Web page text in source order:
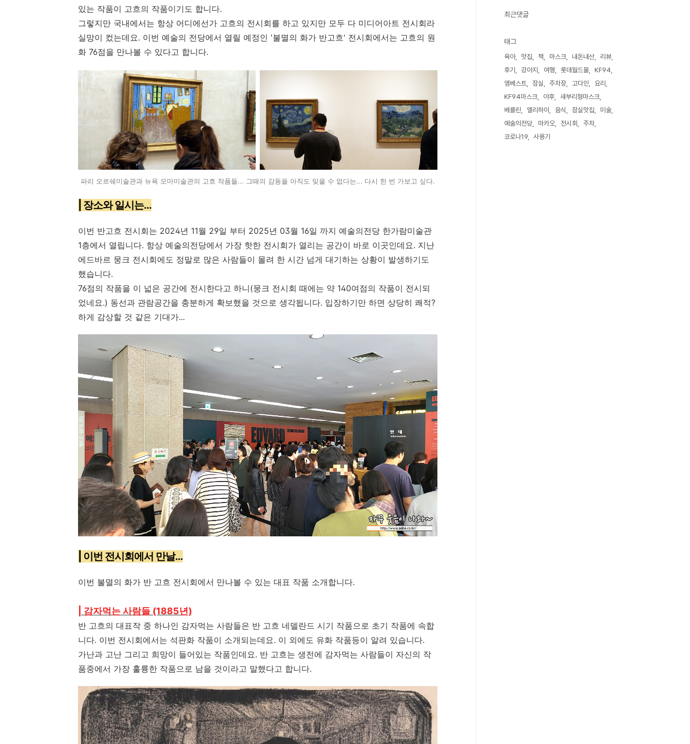
있는 작품이 고흐의 작품이기도 합니다.
그렇지만 국내에서는 항상 어디에선가 고흐의 전시회를 하고 있지만 모두 다 미디어아트 전시회라
실망이 컸는데요. 이번 예술의 전당에서 열릴 예정인 '불멸의 화가 반고흐' 전시회에서는 고흐의 원
화 76점을 만나볼 수 있다고 합니다.
파리 오르쉐미술관과 뉴욕 모마미술관의 고흐 작품들... 그때의 감동을 아직도 잊을 수 없다는... 다시 한 번 가보고 싶다.
| 장소와 일시는...
이번 반고흐 전시회는 2024년 11월 29일 부터 2025년 03월 16일 까지 예술의전당 한가람미술관
1층에서 열립니다. 항상 예술의전당에서 가장 핫한 전시회가 열리는 공간이 바로 이곳인데요. 지난
에드바르 뭉크 전시회에도 정말로 많은 사람들이 몰려 한 시간 넘게 대기하는 상황이 발생하기도
했습니다.
76점의 작품을 이 넓은 공간에 전시한다고 하니(뭉크 전시회 때에는 약 140여점의 작품이 전시되
었네요.) 동선과 관람공간을 충분하게 확보했을 것으로 생각됩니다. 입장하기만 하면 상당히 쾌적?
하게 감상할 것 같은 기대가...
| 이번 전시회에서 만날...
이번 불멸의 화가 반 고흐 전시회에서 만나볼 수 있는 대표 작품 소개합니다.
| 감자먹는 사람들 (1885년)
반 고흐의 대표작 중 하나인 감자먹는 사람들은 반 고흐 네델란드 시기 작품으로 초기 작품에 속합
니다. 이번 전시회에서는 석판화 작품이 소개되는데요. 이 외에도 유화 작품등이 알려 있습니다.
가난과 고난 그리고 희망이 들어있는 작품인데요. 반 고흐는 생전에 감자먹는 사람들이 자신의 작
품중에서 가장 훌륭한 작품으로 남을 것이라고 말했다고 합니다.
최근댓글
태그
육아 맛집 책 마스크 내돈내산
리뷰
후기
강아지 여행 롯데월드몰
KF94
엠베스트
잠실 주차장 고다인
요리
KF94마스크
야후
새부리형마스크
베를린
엘리하이 음식 잠실맛집
미술
예술의전당
마카오 전시회
주차
코로나19
사용기